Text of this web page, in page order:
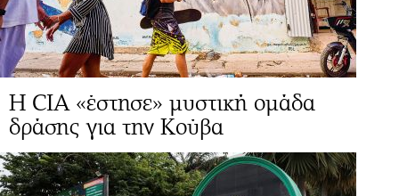
H CIA «έστησε» μυστική ομάδα
δράσης για την Κούβα